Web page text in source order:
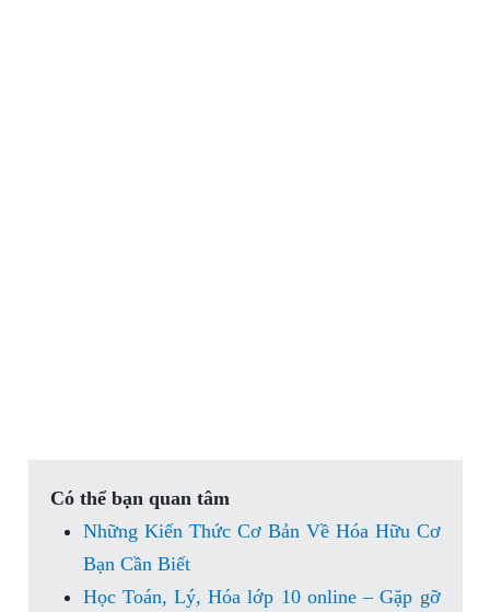
Có thể bạn quan tâm
Những Kiến Thức Cơ Bản Về Hóa Hữu Cơ
Bạn Cần Biết
Học Toán, Lý, Hóa lớp 10 online – Gặp gỡ